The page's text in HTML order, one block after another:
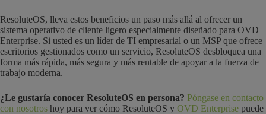
ResoluteOS, lleva estos beneficios un paso más allá al ofrecer un
sistema operativo de cliente ligero especialmente diseñado para OVD
Enterprise. Si usted es un líder de TI empresarial o un MSP que ofrece
escritorios gestionados como un servicio, ResoluteOS desbloquea una
forma más rápida, más segura y más rentable de apoyar a la fuerza de
trabajo moderna.
¿Le gustaría conocer ResoluteOS en persona? Póngase en contacto
con nosotros hoy para ver cómo ResoluteOS y OVD Enterprise puede